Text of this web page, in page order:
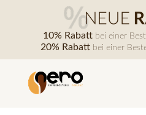
10% Rabatt bei einer
20% Rabatt bei einer